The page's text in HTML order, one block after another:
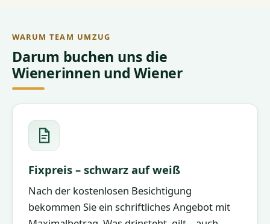
WARUM TEAM UMZUG
Darum buchen uns die
Wienerinnen und Wiener
Fixpreis – schwarz auf weiß
Nach der kostenlosen Besichtigung
bekommen Sie ein schriftliches Angebot mit